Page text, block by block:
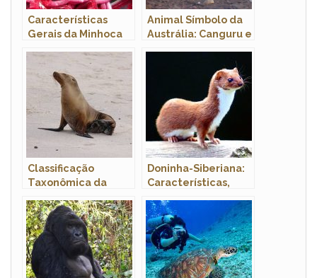
Características
Gerais da Minhoca
Animal Símbolo da
Austrália: Canguru e
Classificação
Taxonômica da
Doninha-Siberiana:
Características,
Fotos